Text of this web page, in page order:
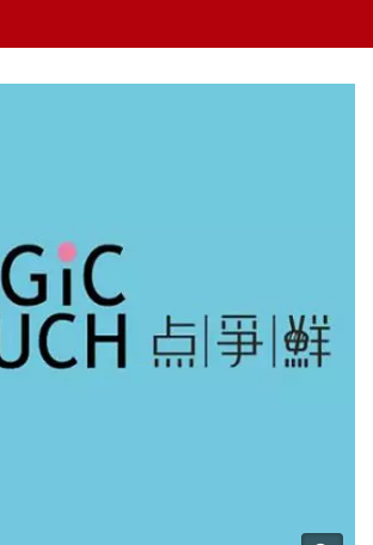
doručování jídla a nádobí. Vítejte,